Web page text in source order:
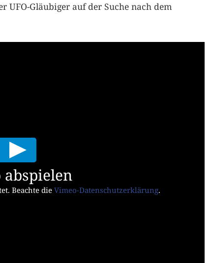
UFO-Gläubiger auf der Suche nach dem
abspielen
Beachte dieVimeo-Datenschutzerklärung.